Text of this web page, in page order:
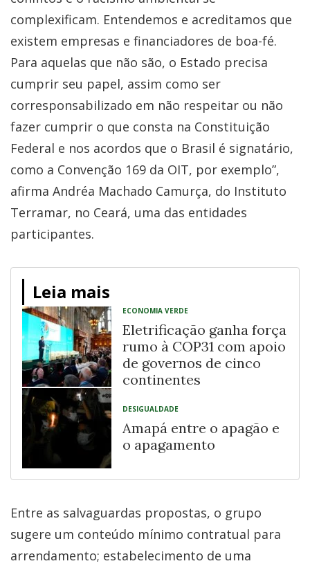
complexificam. Entendemos e acreditamos que
existem empresas e financiadores de boa-fé.
Para aquelas que não são, o Estado precisa
cumprir seu papel, assim como ser
corresponsabilizado em não respeitar ou não
fazer cumprir o que consta na Constituição
Federal e nos acordos que o Brasil é signatário,
como a Convenção 169 da OIT, por exemplo”,
afirma Andréa Machado Camurça, do Instituto
Terramar, no Ceará, uma das entidades
participantes.
Leia mais
ECONOMIA VERDE
Eletrificação ganha força
rumo à COP31 com apoio
de governos de cinco
continentes
DESIGUALDADE
Amapá entre o apagão e
o apagamento
Entre as salvaguardas propostas, o grupo
sugere um conteúdo mínimo contratual para
arrendamento; estabelecimento de uma